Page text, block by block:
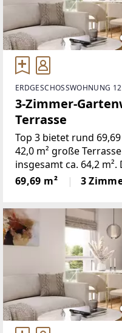
ERDGESCHOSSWOHNUNG
3-Zimmer-
Terrasse
Top 3 bietet rund
42,0 m² große
insgesamt ca. 64,2
umfasst drei Zimmer
Wohnküche mit gut
69,69 m² 3